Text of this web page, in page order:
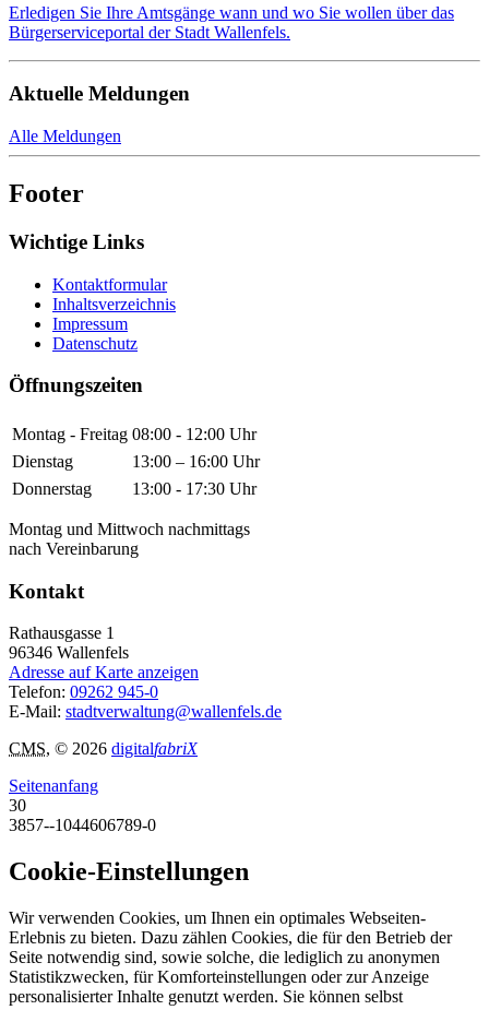
Erledigen Sie Ihre Amtsgänge wann und wo Sie wollen über das
Bürgerserviceportal der Stadt Wallenfels.
Aktuelle Meldungen
Alle Meldungen
Footer
Wichtige Links
Kontaktformular
Inhaltsverzeichnis
Impressum
Datenschutz
Öffnungszeiten
Montag - Freitag 08:00 - 12:00 Uhr
Dienstag
13:00 – 16:00 Uhr
Donnerstag
13:00 - 17:30 Uhr
Montag und Mittwoch nachmittags
nach Vereinbarung
Kontakt
Rathausgasse 1
96346 Wallenfels
Adresse auf Karte anzeigen
Telefon: 09262 945-0
E-Mail: stadtverwaltung@wallenfels.de
CMS, © 2026 digitalfabriX
Seitenanfang
30
3857--1044606789-0
Cookie-Einstellungen
Wir verwenden Cookies, um Ihnen ein optimales Webseiten-
Erlebnis zu bieten. Dazu zählen Cookies, die für den Betrieb der
Seite notwendig sind, sowie solche, die lediglich zu anonymen
Statistikzwecken, für Komforteinstellungen oder zur Anzeige
personalisierter Inhalte genutzt werden. Sie können selbst